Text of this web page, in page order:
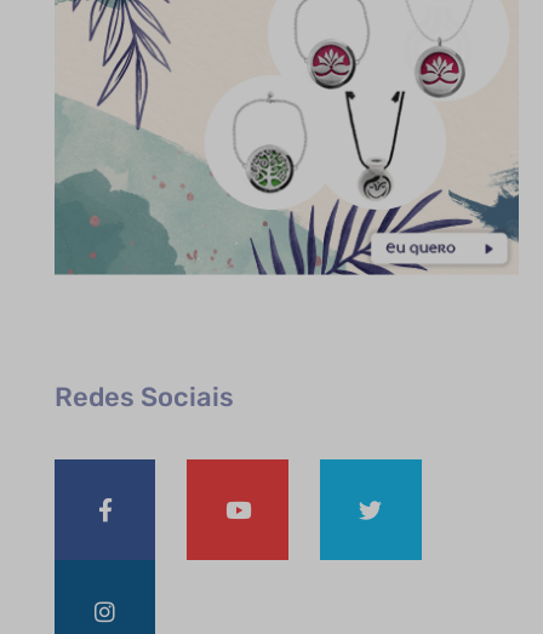
Redes Sociais